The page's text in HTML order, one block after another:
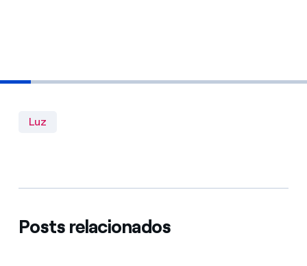
Luz
Posts relacionados